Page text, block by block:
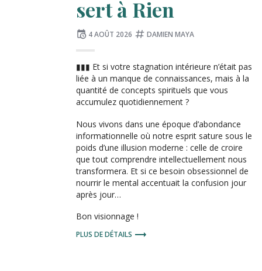
sert à Rien
Publié
4 AOÛT 2026
Tagué
DAMIEN MAYA
▮▮▮ Et si votre stagnation intérieure n’était pas
liée à un manque de connaissances, mais à la
quantité de concepts spirituels que vous
accumulez quotidiennement ?
Nous vivons dans une époque d’abondance
informationnelle où notre esprit sature sous le
poids d’une illusion moderne : celle de croire
que tout comprendre intellectuellement nous
transformera. Et si ce besoin obsessionnel de
nourrir le mental accentuait la confusion jour
après jour…
Bon visionnage !
PLUS DE DÉTAILS